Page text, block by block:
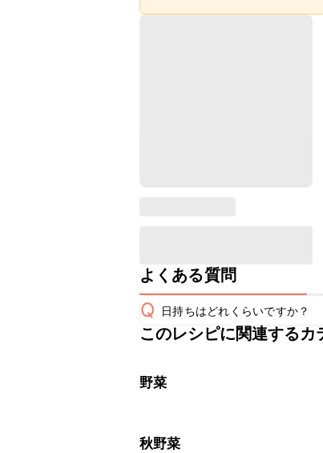
よくある質問
Q 日持ちはどれくらいですか？
保存期間は冷蔵で翌日中が目
※日持ちは目安です。
このレシピに関連するカ
野菜
秋野菜